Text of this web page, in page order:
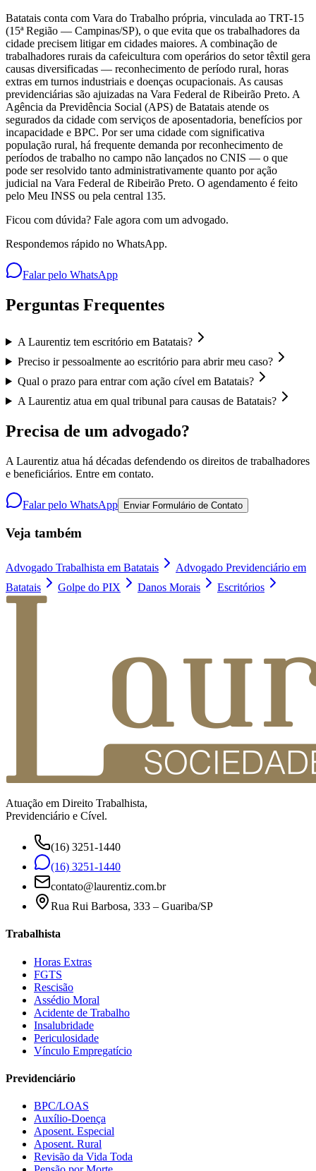
Batatais conta com Vara do Trabalho própria, vinculada ao TRT-15
(15ª Região — Campinas/SP), o que evita que os trabalhadores da
cidade precisem litigar em cidades maiores. A combinação de
trabalhadores rurais da cafeicultura com operários do setor têxtil gera
causas diversificadas — reconhecimento de período rural, horas
extras em turnos industriais e doenças ocupacionais. As causas
previdenciárias são ajuizadas na Vara Federal de Ribeirão Preto. A
Agência da Previdência Social (APS) de Batatais atende os
segurados da cidade com serviços de aposentadoria, benefícios por
incapacidade e BPC. Por ser uma cidade com significativa
população rural, há frequente demanda por reconhecimento de
períodos de trabalho no campo não lançados no CNIS — o que
pode ser resolvido tanto administrativamente quanto por ação
judicial na Vara Federal de Ribeirão Preto. O agendamento é feito
pelo Meu INSS ou pela central 135.
Ficou com dúvida? Fale agora com um advogado.
Respondemos rápido no WhatsApp.
Falar pelo WhatsApp
Perguntas Frequentes
A Laurentiz tem escritório em Batatais?
Preciso ir pessoalmente ao escritório para abrir meu caso?
Qual o prazo para entrar com ação cível em Batatais?
A Laurentiz atua em qual tribunal para causas de Batatais?
Precisa de um advogado?
A Laurentiz atua há décadas defendendo os direitos de trabalhadores
e beneficiários. Entre em contato.
Falar pelo WhatsApp Enviar Formulário de Contato
Veja também
Advogado Trabalhista em Batatais
Advogado Previdenciário em
Batatais
Golpe do PIX Danos Morais Escritórios
Atuação em Direito Trabalhista,
Previdenciário e Cível.
(16) 3251-1440
(16) 3251-1440
contato@laurentiz.com.br
Rua Rui Barbosa, 333 – Guariba/SP
Trabalhista
Horas Extras
FGTS
Rescisão
Assédio Moral
Acidente de Trabalho
Insalubridade
Periculosidade
Vínculo Empregatício
Previdenciário
BPC/LOAS
Auxílio-Doença
Aposent. Especial
Aposent. Rural
Revisão da Vida Toda